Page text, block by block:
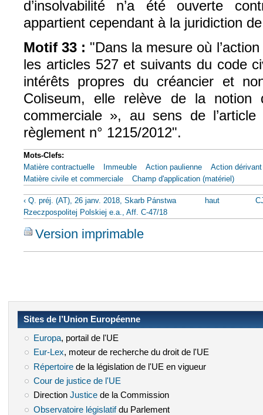
d’insolvabilité n’a été ouverte
appartient cependant à la juridiction
Motif 33 : "Dans la mesure où
les articles 527 et suivants du code
intérêts propres du créancier et
Coliseum, elle relève de la
commerciale », au sens de
règlement n° 1215/2012".
Mots-Clefs:
Matière contractuelle
Immeuble Action paulienne
Action
Matière civile et commerciale
Champ d'application (matériel)
‹ Q. préj. (AT), 26 janv. 2018, Skarb Pánstwa
Rzeczpospolitej Polskiej e.a., Aff. C-47/18
haut
Version imprimable
Sites de l’Union Européenne
Europa(le lien est externe)
, portail de l'UE
Eur-Lex(le lien est externe)
, moteur de recherche du droit de l'UE
Répertoire(le lien est externe)
de la législation de l'UE en vigueur
Cour de justice de l'UE
Direction Justice(le lien est externe)
de la Commission
Observatoire législatif(le lien est externe)
du Parlement